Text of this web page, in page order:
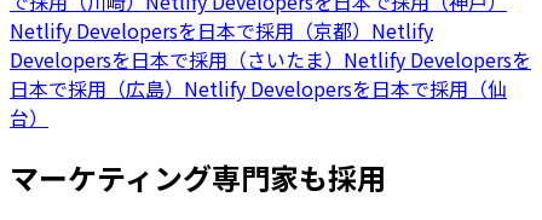
Netlify Developersを日本で採用（京都） Netlify
Developersを日本で採用（さいたま） Netlify Developersを
日本で採用（広島） Netlify Developersを日本で採用（仙
台）
マーケティング専門家も採用